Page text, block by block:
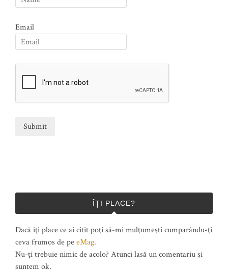
Email
ÎŢI PLACE?
Dacă îţi place ce ai citit poţi să-mi mulţumeşti cumparându-ţi
ceva frumos de peeMag.
Nu-ți trebuie nimic de acolo? Atunci lasă un comentariu şi
suntem ok.